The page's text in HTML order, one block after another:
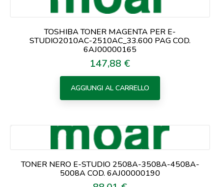
TOSHIBA TONER MAGENTA PER E-
STUDIO2010AC-2510AC_33.600 PAG COD.
6AJ00000165
Prezzo
147,88 €
AGGIUNGI AL CARRELLO
TONER NERO E-STUDIO 2508A-3508A-4508A-
5008A COD. 6AJ00000190